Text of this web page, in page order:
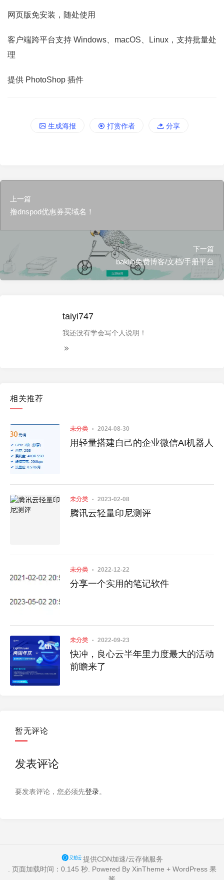
网页版免安装，随处使用
客户端跨平台支持 Windows、macOS、Linux，支持批量处
理
提供 PhotoShop 插件
生成海报 打赏作者 分享
上一篇
撸dnspod优惠券买域名！
下一篇
baklib免费博客/文档/手册平台
taiyi747
我还没有学会写个人说明！
相关推荐
未分类 2024-08-30
用轻量搭建自己的企业微信AI机器人
未分类 2023-02-08
腾讯云轻量印尼测评
未分类 2022-12-22
分享一个实用的笔记软件
未分类 2022-09-23
快冲，良心云半年里力度最大的活动
前瞻来了
暂无评论
发表评论
要发表评论，您必须先登录。
提供CDN加速/云存储服务
. 页面加载时间：0.145 秒. Powered By XinTheme + WordPress 果